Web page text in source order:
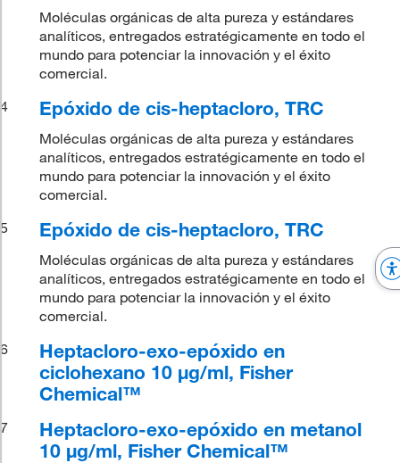
Moléculas orgánicas de alta pureza y estándares
analíticos, entregados estratégicamente en todo el
mundo para potenciar la innovación y el éxito
comercial.
4
Epóxido de cis-heptacloro, TRC
Moléculas orgánicas de alta pureza y estándares
analíticos, entregados estratégicamente en todo el
mundo para potenciar la innovación y el éxito
comercial.
5
Epóxido de cis-heptacloro, TRC
Moléculas orgánicas de alta pureza y estándares
analíticos, entregados estratégicamente en todo el
mundo para potenciar la innovación y el éxito
comercial.
6
Heptacloro-exo-epóxido en
ciclohexano 10 μg/ml, Fisher
Chemical™
7
Heptacloro-exo-epóxido en metanol
10 μg/ml, Fisher Chemical™